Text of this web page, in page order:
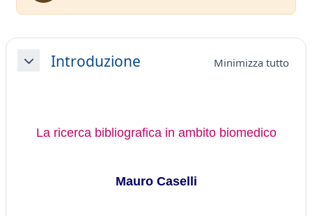
Schema della sezione
MinimizzaIntroduzione Minimizza tutto
La ricerca bibliografica in ambito biomedico
Mauro Caselli